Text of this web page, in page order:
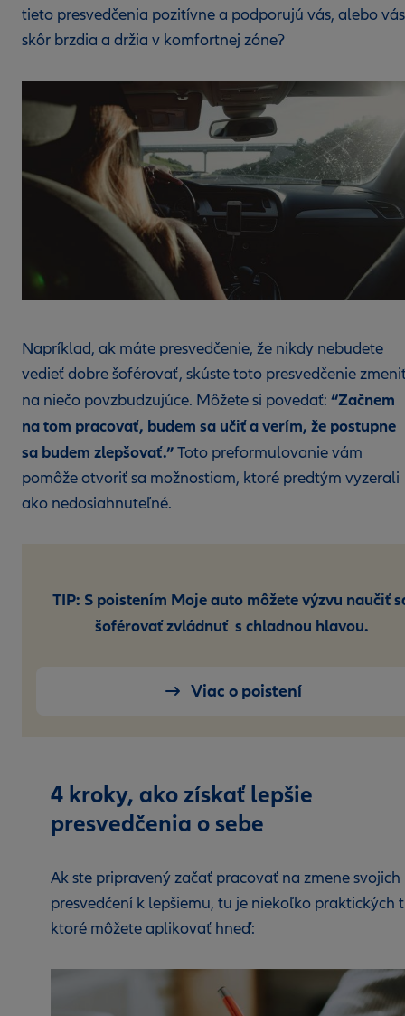
tieto presvedčenia pozitívne a podporujú vás, alebo vás
skôr brzdia a držia v komfortnej zóne?
Napríklad, ak máte presvedčenie, že nikdy nebudete
vedieť dobre šoférovať, skúste toto presvedčenie
na niečo povzbudzujúce. Môžete si povedať: “Začnem
na tom pracovať, budem sa učiť a verím, že postupne
sa budem zlepšovať.”Toto preformulovanie vám
pomôže otvoriť sa možnostiam, ktoré predtým vyzerali
ako nedosiahnuteľné.
TIP: S poistením Moje auto môžete výzvu naučiť
šoférovať zvládnuť s chladnou hlavou.
Viac o poistení
4 kroky, ako získať lepšie
presvedčenia o sebe
Ak ste pripravený začať pracovať na zmene svojich
presvedčení k lepšiemu, tu je niekoľko praktických
ktoré môžete aplikovať hneď: